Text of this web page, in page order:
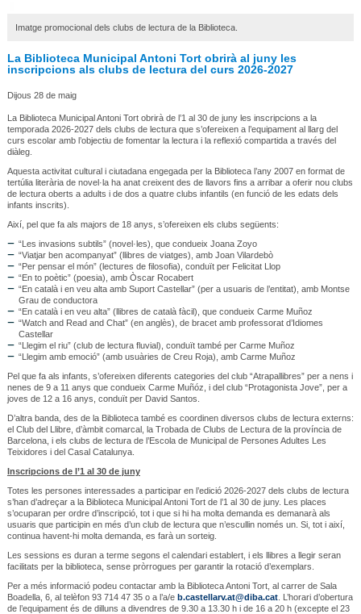
Imatge promocional dels clubs de lectura de la Biblioteca.
La Biblioteca Municipal Antoni Tort obrirà al juny les
inscripcions als clubs de lectura del curs 2026-2027
Dijous 28 de maig
La Biblioteca Municipal Antoni Tort obrirà de l’1 al 30 de juny les inscripcions a la
temporada 2026-2027 dels clubs de lectura que s’ofereixen a l’equipament al llarg del
curs escolar amb l’objectiu de fomentar la lectura i la reflexió compartida a través del
diàleg.
Aquesta activitat cultural i ciutadana engegada per la Biblioteca l’any 2007 en format de
tertúlia literària de novel·la ha anat creixent des de llavors fins a arribar a oferir nou clubs
de lectura oberts a adults i de dos a quatre clubs infantils (en funció de les edats dels
infants inscrits).
Així, pel que fa als majors de 18 anys, s’ofereixen els clubs següents:
“Les invasions subtils” (novel·les), que condueix Joana Zoyo
“Viatjar ben acompanyat” (llibres de viatges), amb Joan Vilardebò
“Per pensar el món” (lectures de filosofia), conduït per Felicitat Llop
“En to poètic” (poesia), amb Òscar Rocabert
“En català i en veu alta amb Suport Castellar” (per a usuaris de l’entitat), amb Montse
Grau de conductora
“En català i en veu alta” (llibres de català fàcil), que condueix Carme Muñoz
“Watch and Read and Chat” (en anglès), de bracet amb professorat d’Idiomes
Castellar
“Llegim el riu” (club de lectura fluvial), conduït també per Carme Muñoz
“Llegim amb emoció” (amb usuàries de Creu Roja), amb Carme Muñoz
Pel que fa als infants, s’ofereixen diferents categories del club “Atrapallibres” per a nens i
nenes de 9 a 11 anys que condueix Carme Muñóz, i del club “Protagonista Jove”, per a
joves de 12 a 16 anys, conduït per David Santos.
D’altra banda, des de la Biblioteca també es coordinen diversos clubs de lectura externs:
el Club del Llibre, d’àmbit comarcal, la Trobada de Clubs de Lectura de la província de
Barcelona, i els clubs de lectura de l’Escola de Municipal de Persones Adultes Les
Teixidores i del Casal Catalunya.
Inscripcions de l’1 al 30 de juny
Totes les persones interessades a participar en l’edició 2026-2027 dels clubs de lectura
s’han d’adreçar a la Biblioteca Municipal Antoni Tort de l’1 al 30 de juny. Les places
s’ocuparan per ordre d’inscripció, tot i que si hi ha molta demanda es demanarà als
usuaris que participin en més d’un club de lectura que n’escullin només un. Si, tot i així,
continua havent-hi molta demanda, es farà un sorteig.
Les sessions es duran a terme segons el calendari establert, i els llibres a llegir seran
facilitats per la biblioteca, sense pròrrogues per garantir la rotació d’exemplars.
Per a més informació podeu contactar amb la Biblioteca Antoni Tort, al carrer de Sala
Boadella, 6, al telèfon 93 714 47 35 o a l’a/e b.castellarv.at@diba.cat. L’horari d’obertura
de l’equipament és de dilluns a divendres de 9.30 a 13.30 h i de 16 a 20 h (excepte el 23